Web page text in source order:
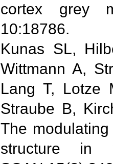
cortex grey
10:18786.
Kunas SL,
Wittmann A,
Lang T, Lotze
Straube B,
The
structure in